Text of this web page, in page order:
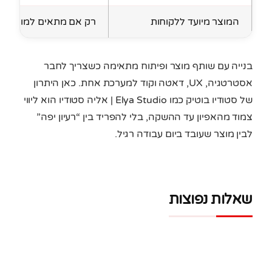
המוצר מיועד ללקוחות רק אם מתאים למותג
בנייה עם שותף מוצר ופיתוח מתאימה כשצריך לחבר
אסטרטגיה, UX, דאטה וקוד למערכת אחת. כאן היתרון
של סטודיו בוטיק כמו Elya Studio | אליה סטודיו הוא ליווי
צמוד מהאפיון עד ההשקה, בלי להפריד בין “רעיון יפה”
לבין מוצר שעובד ביום עבודה רגיל.
שאלות נפוצות